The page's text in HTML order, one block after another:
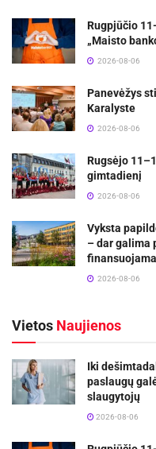
Rugpjūčio
„Maisto
2026-08-06
Panevėžys
Karalyste
2026-08-06
Rugsėjo
gimtadienį
2026-08-06
Vyksta
– dar galima
2026-08-06
Vietos Naujienos
Iki
paslaugų
slaugytojų
2026-08-06